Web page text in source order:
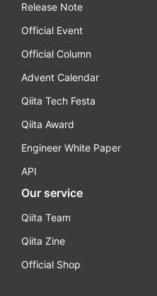
Release Note
Official Event
Official Column
Advent Calendar
Qiita Tech Festa
Qiita Award
Engineer White Paper
API
Our service
Qiita Team
Qiita Zine
Official Shop